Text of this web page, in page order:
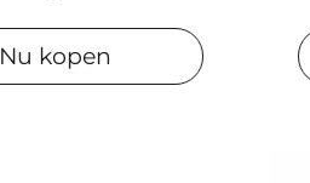
Nu kopen